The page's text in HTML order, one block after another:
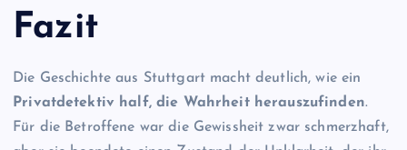
Fazit
Die Geschichte aus Stuttgart macht deutlich, wie ein
Privatdetektiv half, die Wahrheit herauszufinden.
Für die Betroffene war die Gewissheit zwar schmerzhaft,